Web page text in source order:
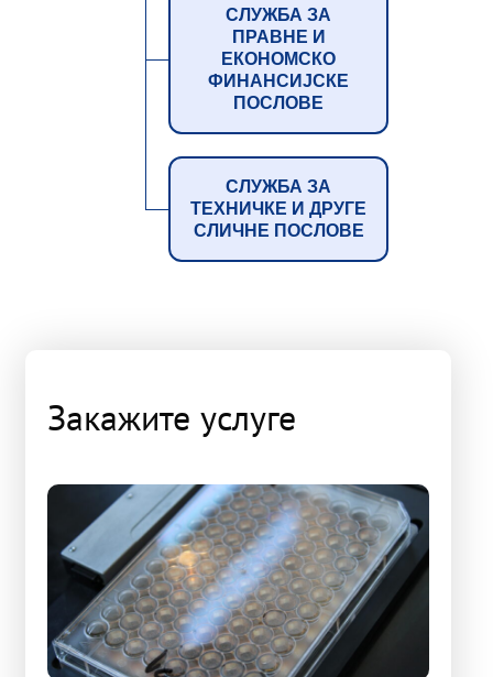
СЛУЖБА ЗА
ПРАВНЕ И
ЕКОНОМСКО
ФИНАНСИЈСКЕ
ПОСЛОВЕ
СЛУЖБА ЗА
ТЕХНИЧКЕ И ДРУГЕ
СЛИЧНЕ ПОСЛОВЕ
Закажите услуге